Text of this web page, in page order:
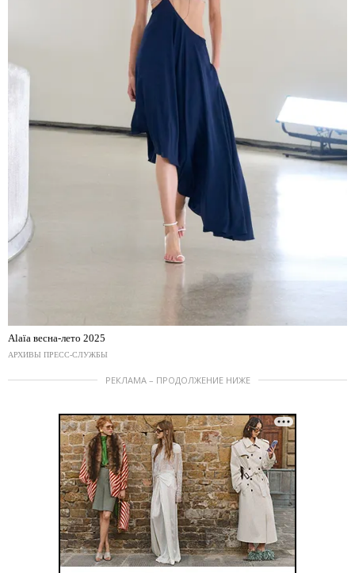
Alaïa весна-лето 2025
АРХИВЫ ПРЕСС-СЛУЖБЫ
РЕКЛАМА – ПРОДОЛЖЕНИЕ НИЖЕ